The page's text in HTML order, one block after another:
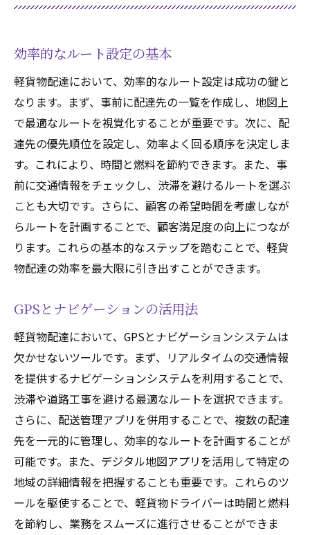
効率的なルート設定の基本
軽貨物配達において、効率的なルート設定は成功の鍵と
なります。まず、事前に配達先の一覧を作成し、地図上
で最適なルートを視覚化することが重要です。次に、配
達先の優先順位を設定し、効率よく回る順序を決定しま
す。これにより、時間と燃料を節約できます。また、事
前に交通情報をチェックし、渋滞を避けるルートを選ぶ
ことも大切です。さらに、顧客の希望時間を考慮しなが
らルートを計画することで、顧客満足度の向上につなが
ります。これらの基本的なステップを踏むことで、軽貨
物配達の効率を最大限に引き出すことができます。
GPSとナビゲーションの活用法
軽貨物配達において、GPSとナビゲーションシステムは
欠かせないツールです。まず、リアルタイムの交通情報
を提供するナビゲーションシステムを利用することで、
渋滞や道路工事を避ける最適なルートを選択できます。
さらに、配送管理アプリを併用することで、複数の配達
先を一元的に管理し、効率的なルートを計画することが
可能です。また、デジタル地図アプリを活用して特定の
地域の詳細情報を把握することも重要です。これらのツ
ールを駆使することで、軽貨物ドライバーは時間と燃料
を節約し、業務をスムーズに進行させることができま